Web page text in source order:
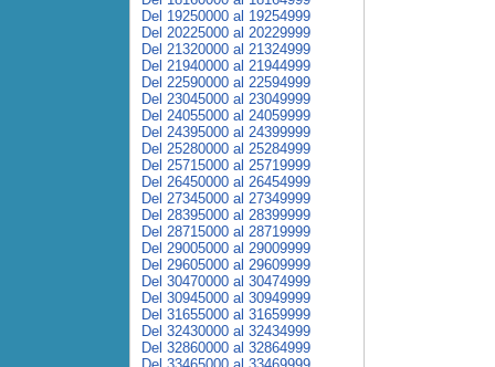
Del 19250000 al 19254999
Del 20225000 al 20229999
Del 21320000 al 21324999
Del 21940000 al 21944999
Del 22590000 al 22594999
Del 23045000 al 23049999
Del 24055000 al 24059999
Del 24395000 al 24399999
Del 25280000 al 25284999
Del 25715000 al 25719999
Del 26450000 al 26454999
Del 27345000 al 27349999
Del 28395000 al 28399999
Del 28715000 al 28719999
Del 29005000 al 29009999
Del 29605000 al 29609999
Del 30470000 al 30474999
Del 30945000 al 30949999
Del 31655000 al 31659999
Del 32430000 al 32434999
Del 32860000 al 32864999